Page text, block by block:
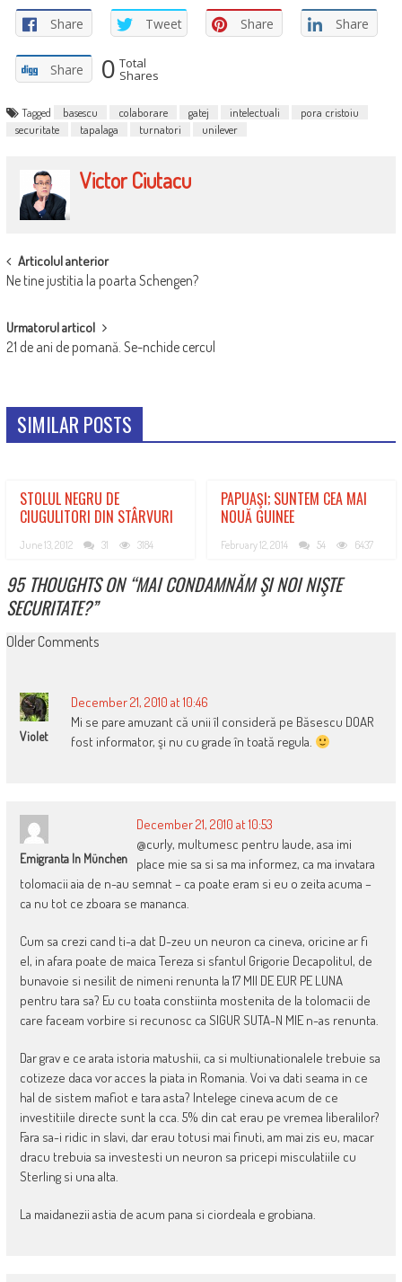
Share Tweet Share Share
Share 0 Total
Shares
Tagged basescu colaborare gatej intelectuali
pora cristoiu
securitate
tapalaga turnatori unilever
Victor Ciutacu
POST
NAVIGATION
Articolul anterior
Ne tine justitia la poarta Schengen?
Urmatorul articol
21 de ani de pomană. Se-nchide cercul
SIMILAR POSTS
STOLUL NEGRU DE
CIUGULITORI DIN STÂRVURI
June 13, 2012 31 3184
PAPUAŞI; SUNTEM CEA MAI
NOUĂ GUINEE
February 12, 2014 54 6437
95 THOUGHTS ON “MAI CONDAMNĂM ŞI NOI NIŞTE
SECURITATE?”
COMMENT
Older Comments
Violet
December 21, 2010 at 10:46
Mi se pare amuzant că unii îl consideră pe Băsescu DOAR
fost informator, şi nu cu grade în toată regula.
Emigranta In München
December 21, 2010 at 10:53
@curly, multumesc pentru laude, asa imi
place mie sa si sa ma informez, ca ma invatara
tolomacii aia de n-au semnat – ca poate eram si eu o zeita acuma –
ca nu tot ce zboara se mananca.
Cum sa crezi cand ti-a dat D-zeu un neuron ca cineva, oricine ar fi
el, in afara poate de maica Tereza si sfantul Grigorie Decapolitul, de
bunavoie si nesilit de nimeni renunta la 17 MII DE EUR PE LUNA
pentru tara sa? Eu cu toata constiinta mostenita de la tolomacii de
care faceam vorbire si recunosc ca SIGUR SUTA-N MIE n-as renunta.
Dar grav e ce arata istoria matushii, ca si multiunationalele trebuie sa
cotizeze daca vor acces la piata in Romania. Voi va dati seama in ce
hal de sistem mafiot e tara asta? Intelege cineva acum de ce
investitiile directe sunt la cca. 5% din cat erau pe vremea liberalilor?
Fara sa-i ridic in slavi, dar erau totusi mai finuti, am mai zis eu, macar
dracu trebuia sa investesti un neuron sa pricepi misculatiile cu
Sterling si una alta.
La maidanezii astia de acum pana si ciordeala e grobiana.